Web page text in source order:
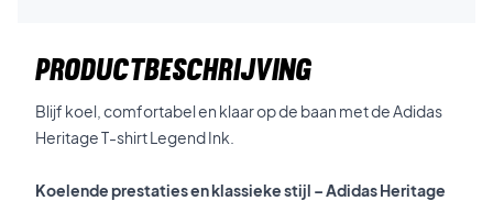
PRODUCTBESCHRIJVING
Blijf koel, comfortabel en klaar op de baan met de Adidas
Heritage T-shirt Legend Ink.
Koelende prestaties en klassieke stijl – Adidas Heritage